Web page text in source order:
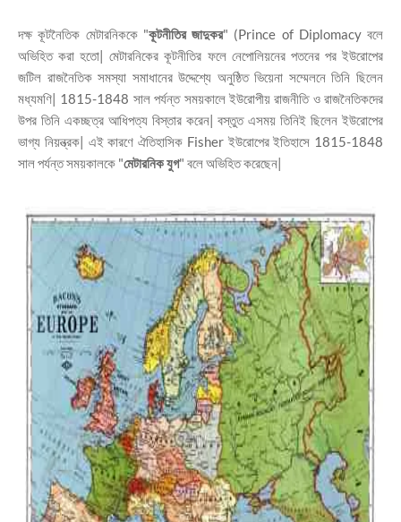
দক্ষ কূটনৈতিক মেটারনিককে "কূটনীতির জাদুকর" (Prince of Diplomacy বলে
অভিহিত করা হতো| মেটারনিকের কূটনীতির ফলে নেপোলিয়নের পতনের পর ইউরোপের
জটিল রাজনৈতিক সমস্যা সমাধানের উদ্দেশ্যে অনুষ্ঠিত ভিয়েনা সম্মেলনে তিনি ছিলেন
মধ্যমণি| 1815-1848 সাল পর্যন্ত সময়কালে ইউরোপীয় রাজনীতি ও রাজনৈতিকদের
উপর তিনি একচ্ছত্র আধিপত্য বিস্তার করেন| বস্তুত এসময় তিনিই ছিলেন ইউরোপের
ভাগ্য নিয়ন্ত্রক| এই কারণে ঐতিহাসিক Fisher ইউরোপের ইতিহাসে 1815-1848
সাল পর্যন্ত সময়কালকে "মেটারনিক যুগ" বলে অভিহিত করেছেন|